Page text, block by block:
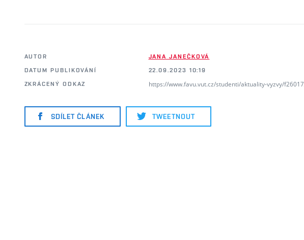
AUTOR
JANA JANEČKOVÁ
DATUM PUBLIKOVÁNÍ
22.09.2023 10:19
ZKRÁCENÝ ODKAZ
https://www.favu.vut.cz/studenti/aktuality-vyzvy/
SDÍLET ČLÁNEK TWEETNOUT